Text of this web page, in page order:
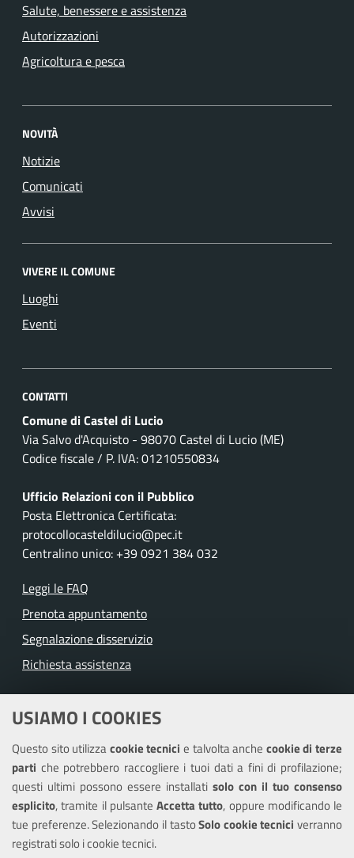
USIAMO I COOKIES
Questo sito utilizzacookie tecnicie talvolta anche cookie di terze
parti che potrebbero raccogliere i tuoi dati a fini di profilazione;
questi ultimi possono essere installati solo con il tuo consenso
esplicito, tramite il pulsante Accetta tutto, oppure modificando le
tue preferenze. Selezionando il tastoSolo cookie tecnici verranno
registrati solo i cookie tecnici.
Salute, benessere e assistenza
Autorizzazioni
Agricoltura e pesca
NOVITÀ
Notizie
Comunicati
Avvisi
VIVERE IL COMUNE
Luoghi
Eventi
CONTATTI
Comune di Castel di Lucio
Via Salvo d'Acquisto - 98070 Castel di Lucio (ME)
Codice fiscale / P. IVA: 01210550834
Ufficio Relazioni con il Pubblico
Posta Elettronica Certificata:
protocollocasteldilucio@pec.it
Centralino unico: +39 0921 384 032
Leggi le FAQ
Prenota appuntamento
Segnalazione disservizio
Richiesta assistenza
Albo pretorio
Informativa privacy
Note legali
Piano di miglioramento del sito
Piano di miglioramento dei servizi